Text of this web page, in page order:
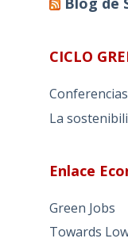
CICLO
La
Enlace
Green Jobs
Towards